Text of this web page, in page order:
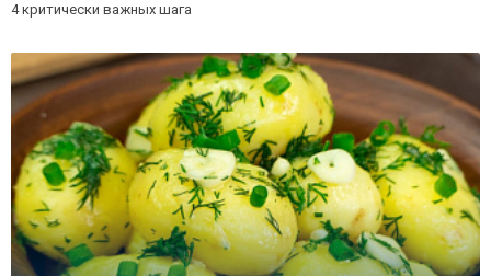
4 критически важных шага